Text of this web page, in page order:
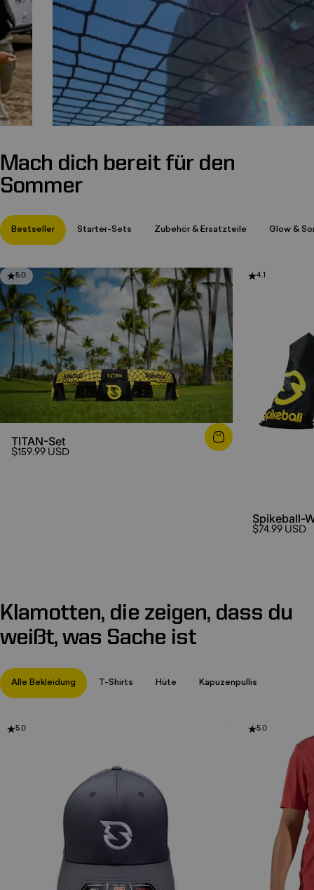
Seite 1
Seite 2Seite 3
Mach dich bereit für den
Sommer
Bestseller Starter-Sets Zubehör & Ersatzteile Glow &
5.0
TITAN-Set
$159.99 USD
4.1
Spikeball-
$74.99 USD
Klamotten, die zeigen, dass du
weißt, was Sache ist
Alle Bekleidung T-Shirts Hüte Kapuzenpullis
5.0 5.0